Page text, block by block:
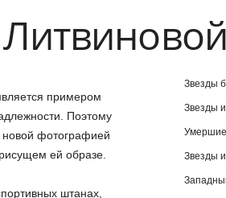
примером
Поэтому
новой фотографией
ей образе.
штанах,
Звезды
Звезды
Умершие
Звезды